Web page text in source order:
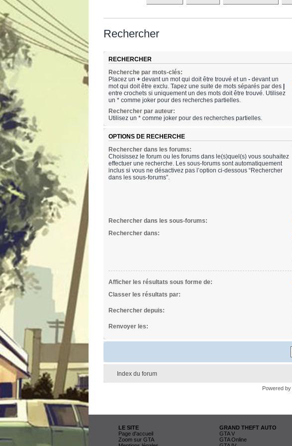
Rechercher
RECHERCHER
Recherche par mots-clés:
Placez un + devant un mot qui doit être trouvé et un - devant un
mot qui doit être exclu. Tapez une suite de mots séparés par des
entre crochets si uniquement un des mots doit être trouvé. Utilisez
un * comme joker pour des recherches partielles.
Rechercher par auteur:
Utilisez un * comme joker pour des recherches partielles.
OPTIONS DE RECHERCHE
Rechercher dans les forums:
Choisissez le forum ou les forums dans le(s)quel(s) vous souhaitez
effectuer une recherche. Les sous-forums sont automatiquement
inclus si vous ne désactivez pas l’option ci-dessous “Rechercher
dans les sous-forums”.
Rechercher dans les sous-forums:
Rechercher dans:
Afficher les résultats sous forme de:
Classer les résultats par:
Rechercher depuis:
Renvoyer les:
Index du forum
Powered by
LE SITE
Page d'accueil
Zoom sur GTA
GRAND THEFT AUTO
GTA V
GTA Online